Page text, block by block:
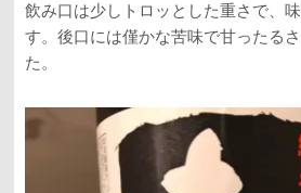
飲み口は少しトロッとした重さで、
す。後口には僅かな苦味で甘ったる
た。